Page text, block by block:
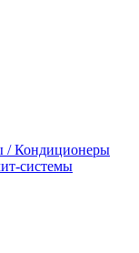
/ Кондиционеры
системы